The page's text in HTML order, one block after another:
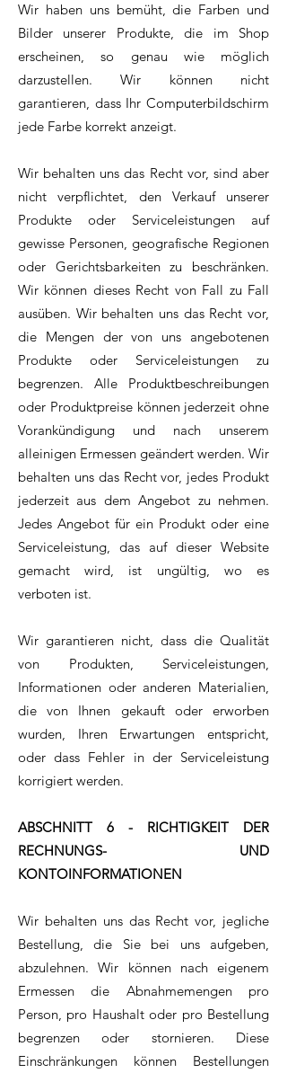
Wir haben uns bemüht, die Farben und
Bilder unserer Produkte, die im Shop
erscheinen, so genau wie möglich
darzustellen. Wir können nicht
garantieren, dass Ihr Computerbildschirm
jede Farbe korrekt anzeigt.
Wir behalten uns das Recht vor, sind aber
nicht verpflichtet, den Verkauf unserer
Produkte oder Serviceleistungen auf
gewisse Personen, geografische Regionen
oder Gerichtsbarkeiten zu beschränken.
Wir können dieses Recht von Fall zu Fall
ausüben. Wir behalten uns das Recht vor,
die Mengen der von uns angebotenen
Produkte oder Serviceleistungen zu
begrenzen. Alle Produktbeschreibungen
oder Produktpreise können jederzeit ohne
Vorankündigung und nach unserem
alleinigen Ermessen geändert werden. Wir
behalten uns das Recht vor, jedes Produkt
jederzeit aus dem Angebot zu nehmen.
Jedes Angebot für ein Produkt oder eine
Serviceleistung, das auf dieser Website
gemacht wird, ist ungültig, wo es
verboten ist.
Wir garantieren nicht, dass die Qualität
von Produkten, Serviceleistungen,
Informationen oder anderen Materialien,
die von Ihnen gekauft oder erworben
wurden, Ihren Erwartungen entspricht,
oder dass Fehler in der Serviceleistung
korrigiert werden.
ABSCHNITT 6 - RICHTIGKEIT DER
RECHNUNGS- UND
KONTOINFORMATIONEN
Wir behalten uns das Recht vor, jegliche
Bestellung, die Sie bei uns aufgeben,
abzulehnen. Wir können nach eigenem
Ermessen die Abnahmemengen pro
Person, pro Haushalt oder pro Bestellung
begrenzen oder stornieren. Diese
Einschränkungen können Bestellungen